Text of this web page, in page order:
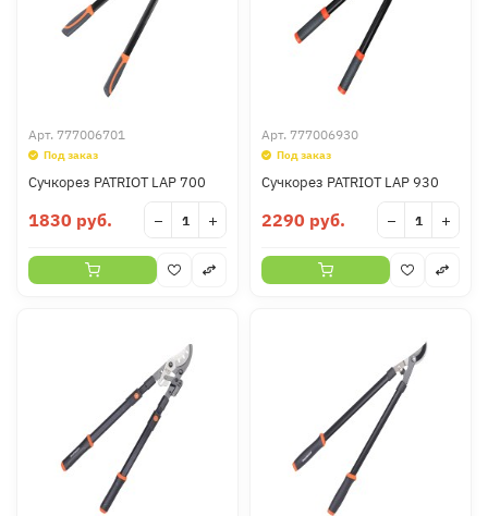
Арт. 777006701
Под заказ
Сучкорез PATRIOT LAP 700
1830 руб. − +
Арт. 777006930
Под заказ
Сучкорез PATRIOT LAP 930
2290 руб. − +